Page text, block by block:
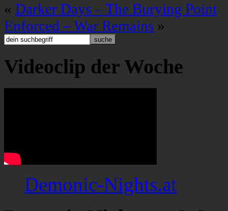
« Darker Days – The Burying Point
Enforced – War Remains »
Videoclip der Woche
Demonic-Nights.at